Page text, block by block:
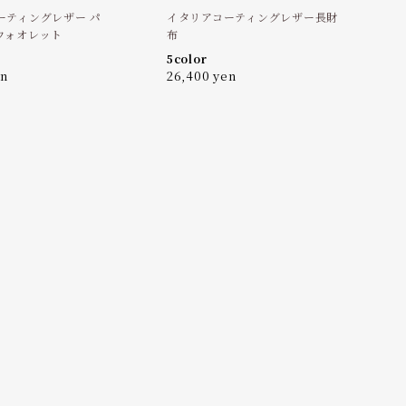
ティングレザー パ
オレット
イタリアコーティングレザー長財
布
5color
26,400 yen